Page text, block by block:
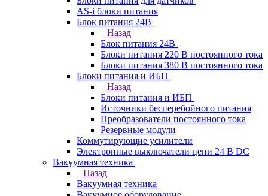
AS-i блоки питания
Блок питания 24В
Назад
Блок питания 24В
Блоки питания 220 В постоянного тока
Блоки питания 380 В постоянного тока
Блоки питания и ИБП
Назад
Блоки питания и ИБП
Источники бесперебойного питания
Преобразователи постоянного тока
Резервные модули
Коммутирующие усилители
Электронные выключатели цепи 24 В DC
Вакуумная техника
Назад
Вакуумная техника